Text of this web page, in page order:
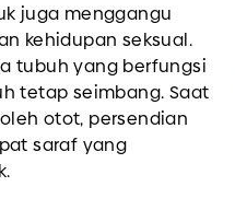
juga menggangu
kehidupan seksual.
tubuh yang berfungsi
tetap seimbang. Saat
otot, persendian
saraf yang